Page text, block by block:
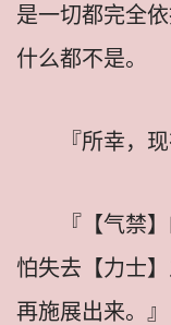
是一切都完全
什么都不是。
『所幸，
『【气禁
怕失去【力士
再施展出来。』